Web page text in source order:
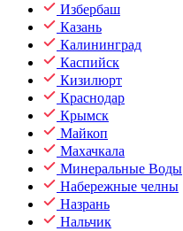
Избербаш
Казань
Калининград
Каспийск
Кизилюрт
Краснодар
Крымск
Майкоп
Махачкала
Минеральные Воды
Набережные челны
Назрань
Нальчик